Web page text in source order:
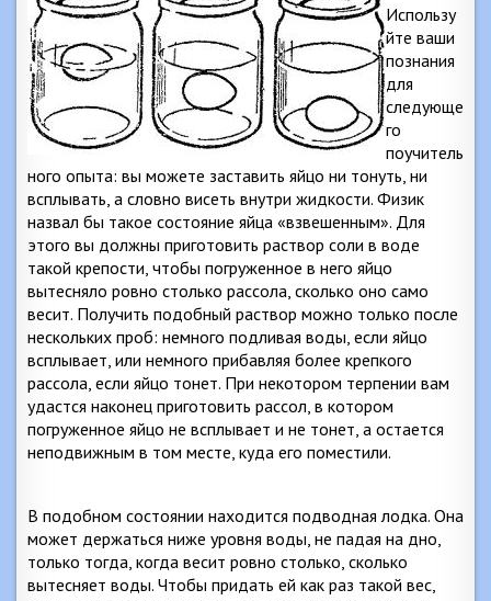
Использу
йте ваши
познания
для
следующе
го
поучитель
ного опыта: вы можете заставить яйцо ни тонуть, ни
всплывать, а словно висеть внутри жидкости. Физик
назвал бы такое состояние яйца «взвешенным». Для
этого вы должны приготовить раствор соли в воде
такой крепости, чтобы погруженное в него яйцо
вытесняло ровно столько рассола, сколько оно само
весит. Получить подобный раствор можно только после
нескольких проб: немного подливая воды, если яйцо
всплывает, или немного прибавляя более крепкого
рассола, если яйцо тонет. При некотором терпении вам
удастся наконец приготовить рассол, в котором
погруженное яйцо не всплывает и не тонет, а остается
неподвижным в том месте, куда его поместили.
В подобном состоянии находится подводная лодка. Она
может держаться ниже уровня воды, не падая на дно,
только тогда, когда весит ровно столько, сколько
вытесняет воды. Чтобы придать ей как раз такой вес,